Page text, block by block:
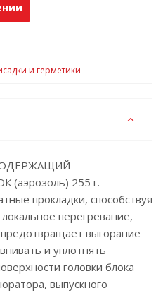
и герметики
255 г.
прокладки, способствуя
перегревание,
выгорание
и уплотнять
головки блока
выпускного